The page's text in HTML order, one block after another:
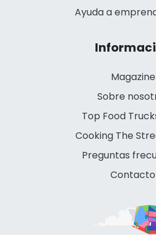
Ayuda a
Magazine
Sobre
Top Food
Cooking The
Preguntas
Contacto